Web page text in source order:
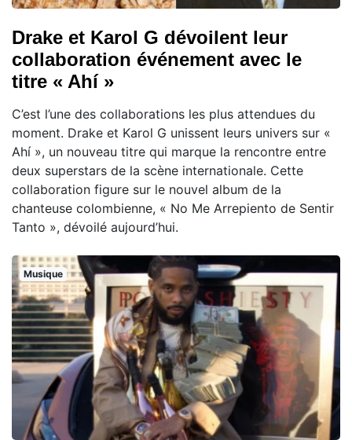
Drake et Karol G dévoilent leur
collaboration événement avec le
titre « Ahí »
C’est l’une des collaborations les plus attendues du
moment. Drake et Karol G unissent leurs univers sur «
Ahí », un nouveau titre qui marque la rencontre entre
deux superstars de la scène internationale. Cette
collaboration figure sur le nouvel album de la
chanteuse colombienne, « No Me Arrepiento de Sentir
Tanto », dévoilé aujourd’hui.
Musique